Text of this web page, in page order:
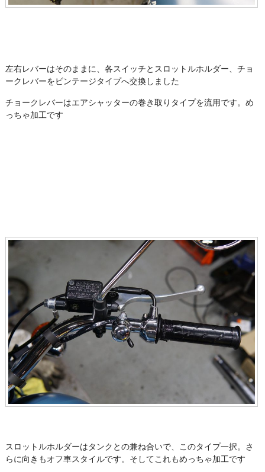
左右レバーはそのままに、各スイッチとスロットルホルダー、チョ
ークレバーをビンテージタイプへ交換しました
チョークレバーはエアシャッターの巻き取りタイプを流用です。め
っちゃ加工です
スロットルホルダーはタンクとの兼ね合いで、このタイプ一択。さ
らに向きもオフ車スタイルです。そしてこれもめっちゃ加工です